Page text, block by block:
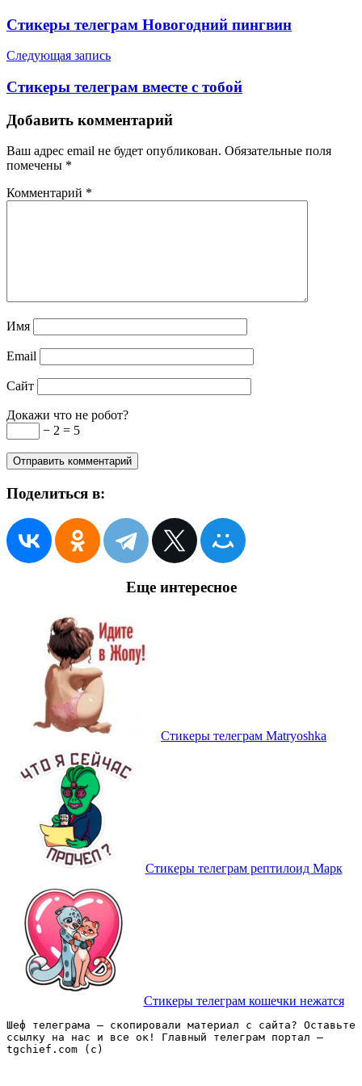
по
записям
Стикеры телеграм Новогодний пингвин
Следующая запись
Стикеры телеграм вместе с тобой
Добавить комментарий
Ваш адрес email не будет опубликован. Обязательные поля
помечены *
Комментарий *
Имя
Email
Сайт
Докажи что не робот?
− 2 = 5
Поделиться в:
Еще интересное
Стикеры телеграм Matryoshka
Стикеры телеграм рептилоид Марк
Стикеры телеграм кошечки нежатся
Шеф телеграма – скопировали материал с сайта? Оставьте
ссылку на нас и все ок! Главный телеграм портал –